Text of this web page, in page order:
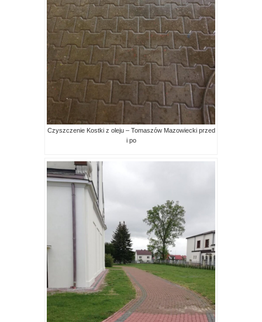
Czyszczenie Kostki z oleju – Tomaszów Mazowiecki przed
i po